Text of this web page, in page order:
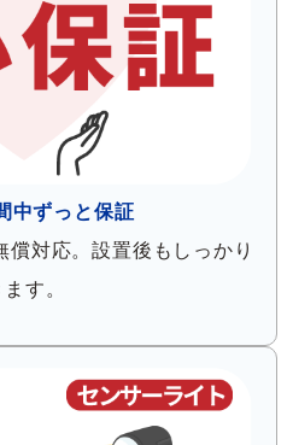
中ずっと保証
対応。設置後もしっかり
す。